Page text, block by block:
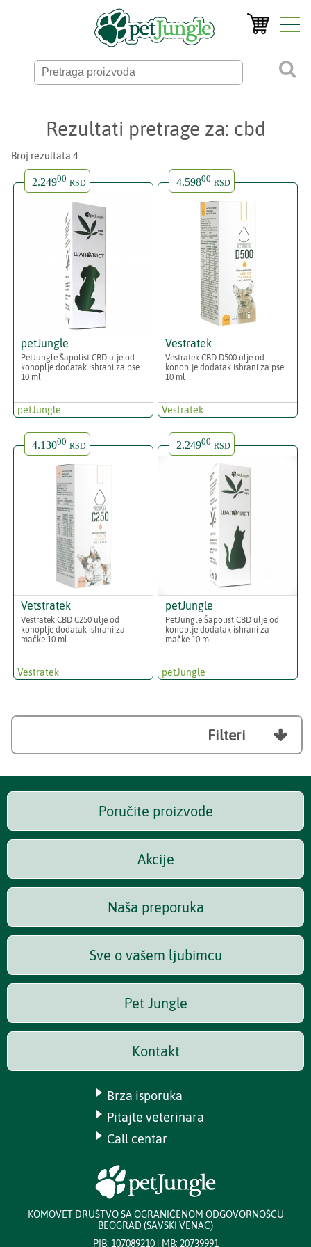
Rezultati pretrage za: cbd
Broj rezultata:4
2.24900 RSD
petJungle
PetJungle Šapolist CBD ulje od
konoplje dodatak ishrani za pse
10 ml
petJungle
4.59800 RSD
Vestratek
Vestratek CBD D500 ulje od
konoplje dodatak ishrani za pse
10 ml
Vestratek
4.13000 RSD
Vetstratek
Vestratek CBD C250 ulje od
konoplje dodatak ishrani za
mačke 10 ml
Vestratek
2.24900 RSD
petJungle
PetJungle Šapolist CBD ulje od
konoplje dodatak ishrani za
mačke 10 ml
petJungle
Filteri 
Poručite proizvode
Akcije
Naša preporuka
Sve o vašem ljubimcu
Pet Jungle
Kontakt
Brza isporuka
Pitajte veterinara
Call centar
KOMOVET DRUŠTVO SA OGRANIČENOM ODGOVORNOŠĆU
BEOGRAD (SAVSKI VENAC)
PIB: 107089210 | MB: 20739991